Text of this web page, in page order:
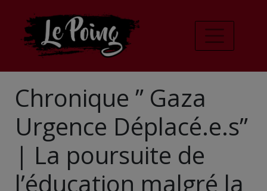
Chronique ” Gaza
Urgence Déplacé.e.s”
| La poursuite de
l’éducation malgré la